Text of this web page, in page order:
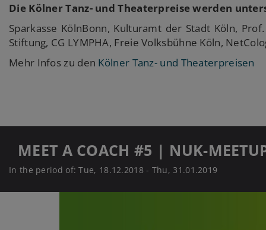
Die Kölner Tanz- und Theaterpreise werden
Sparkasse KölnBonn, Kulturamt der Stadt Köln,
Stiftung, CG LYMPHA, Freie Volksbühne Köln,
Mehr Infos zu den Kölner Tanz- und Theaterpreisen
MEET A COACH #5 | NUK-
In the period of: Tue, 18.12.2018 - Thu, 31.01.2019